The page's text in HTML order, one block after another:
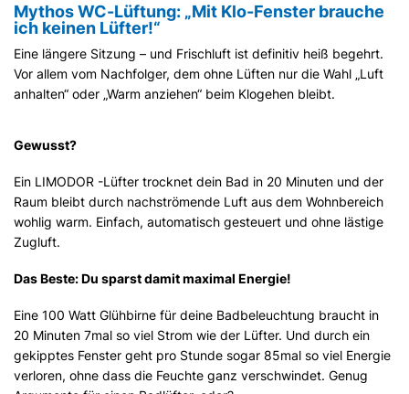
Mythos WC-Lüftung: „Mit Klo-Fenster brauche
ich keinen Lüfter!“
Eine längere Sitzung – und Frischluft ist definitiv heiß begehrt.
Vor allem vom Nachfolger, dem ohne Lüften nur die Wahl „Luft
anhalten“ oder „Warm anziehen“ beim Klogehen bleibt.
Gewusst?
Ein LIMODOR -Lüfter trocknet dein Bad in 20 Minuten und der
Raum bleibt durch nachströmende Luft aus dem Wohnbereich
wohlig warm. Einfach, automatisch gesteuert und ohne lästige
Zugluft.
Das Beste: Du sparst damit maximal Energie!
Eine 100 Watt Glühbirne für deine Badbeleuchtung braucht in
20 Minuten 7mal so viel Strom wie der Lüfter. Und durch ein
gekipptes Fenster geht pro Stunde sogar 85mal so viel Energie
verloren, ohne dass die Feuchte ganz verschwindet. Genug